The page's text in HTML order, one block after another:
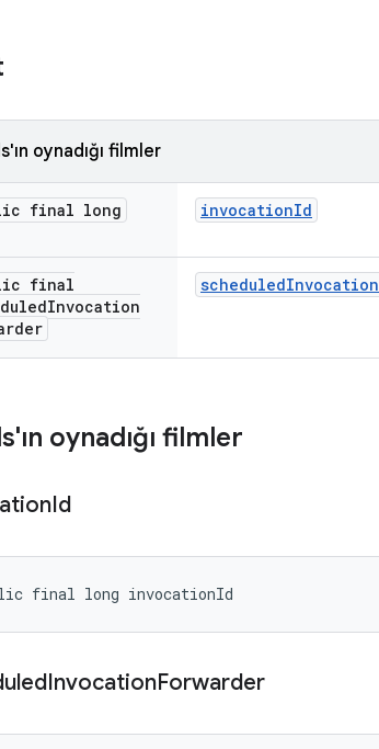
oynadığı filmler
final long invocationId
final
Invocation
scheduledInvocation
oynadığı filmler
Id
final long invocationId
InvocationForwarder